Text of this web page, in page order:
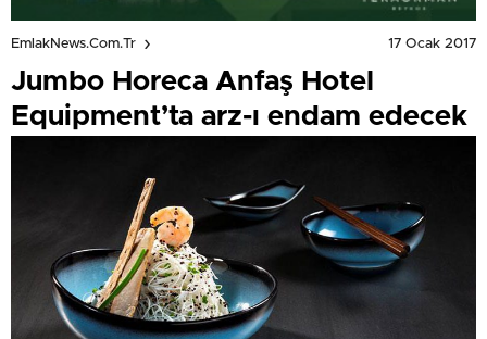
EmlakNews.com.tr 17 Ocak 2017
Jumbo Horeca Anfaş Hotel
Equipment’ta arz-ı endam edecek